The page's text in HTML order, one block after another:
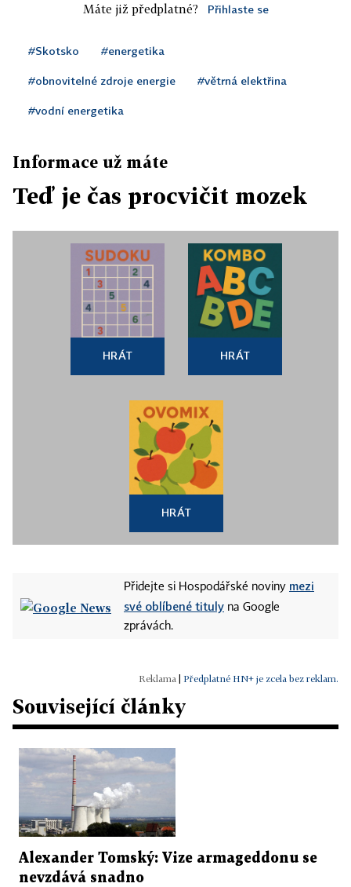
Máte již předplatné? Přihlaste se
#Skotsko #energetika
#obnovitelné zdroje energie #větrná elektřina
#vodní energetika
Informace už máte
Teď je čas procvičit mozek
HRÁT HRÁT
HRÁT
Přidejte si Hospodářské noviny mezi
své oblíbené tituly na Google
zprávách.
Předplatné HN+ je zcela bez reklam.
Související články
Alexander Tomský: Vize armageddonu se
nevzdává snadno